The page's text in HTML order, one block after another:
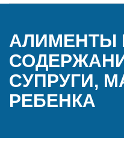
АЛИМЕНТЫ
СУПРУГИ,
РЕБЕНКА